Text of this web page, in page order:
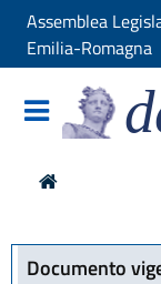
Assemblea
Emilia-Romagna
Documento